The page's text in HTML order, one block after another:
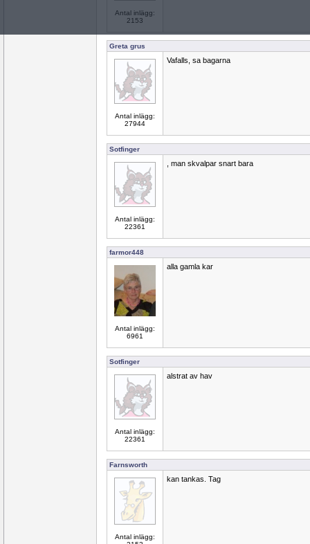
Antal inlägg:
2153
Greta grus
Antal inlägg:
27944
Vafalls, sa bagarna
Sotfinger
Antal inlägg:
22361
, man skvalpar snart bara
farmor448
Antal inlägg:
6961
alla gamla kar
Sotfinger
Antal inlägg:
22361
alstrat av hav
Farnsworth
Antal inlägg:
kan tankas. Tag